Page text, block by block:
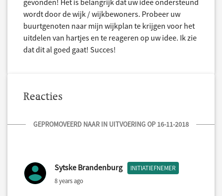
wordt door de wijk / wijkbewoners. Probeer uw
buurtgenoten naar mijn wijkplan te krijgen voor het
uitdelen van hartjes en te reageren op uw idee. Ik zie
dat dit al goed gaat! Succes!
Reacties
GEPROMOVEERD NAAR IN UITVOERING OP 16-11-2018
Sytske Brandenburg INITIATIEFNEMER
8 years ago